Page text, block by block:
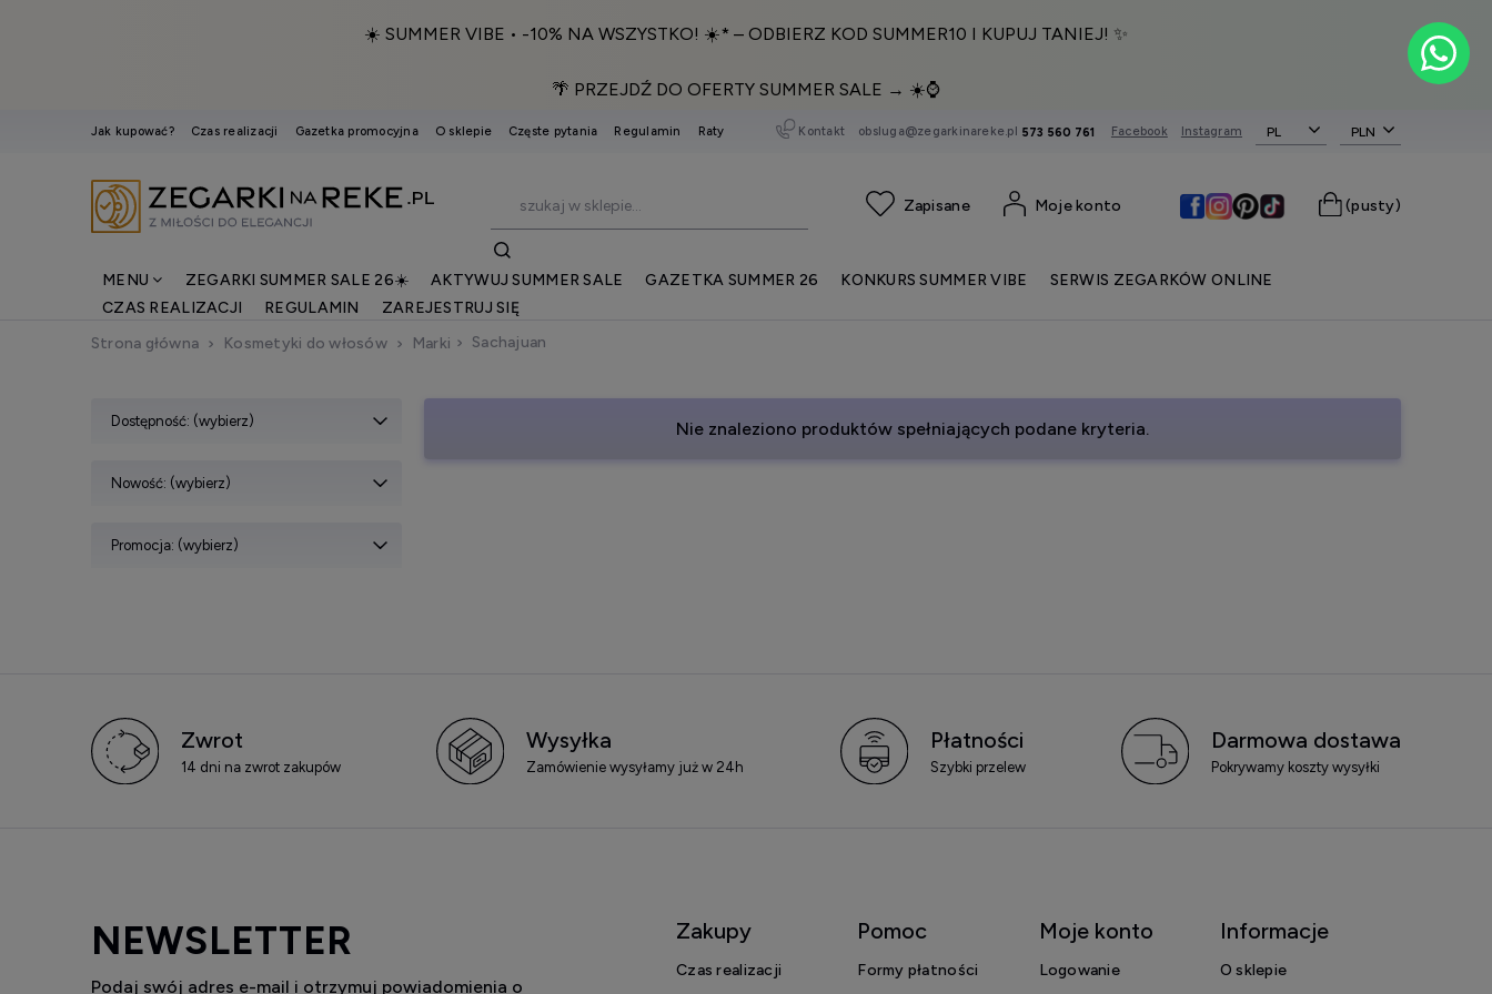
☀️ SUMMER VIBE • -10% NA WSZYSTKO! ☀️* – ODBIERZ KOD SUMMER10 I KUPUJ TANIEJ! ✨
🌴 PRZEJDŹ DO OFERTY SUMMER SALE → ☀️⌚️
Jak kupować? Czas realizacji Gazetka promocyjna O sklepie Częste pytania Regulamin Raty Kontakt obsluga@zegarkinareke.pl 573 560 761 Facebook Instagram PL
(pusty)
Moje konto
MENU ZEGARKI SUMMER SALE 26☀️ AKTYWUJ SUMMER SALE GAZETKA SUMMER 26 KONKURS SUMMER VIBE
SERWIS ZEGARKÓW ONLINE
CZAS REALIZACJI
REGULAMIN
ZAREJESTRUJ SIĘ
Strona główna
Kosmetyki do włosów Marki Sachajuan
Dostępność: (wybierz)
Nowość: (wybierz)
Promocja: (wybierz)
Nie znaleziono produktów spełniających podane kryteria.
Zwrot
14 dni na zwrot zakupów
Wysyłka
Zamówienie wysyłamy już w 24h
Płatności
Szybki przelew
Darmowa dostawa
Pokrywamy koszty wysyłki
NEWSLETTER
Podaj swój adres e-mail i otrzymuj powiadomienia o
Zakupy
Czas realizacji
Pomoc
Formy płatności
Moje konto
Logowanie
Informacje
O sklepie